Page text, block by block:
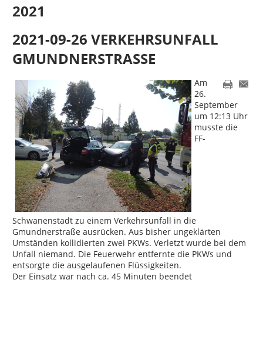
2021
2021-09-26 VERKEHRSUNFALL
GMUNDNERSTRASSE
Am
26.
September
um 12:13 Uhr
musste die
FF-
Schwanenstadt zu einem Verkehrsunfall in die
Gmundnerstraße ausrücken. Aus bisher ungeklärten
Umständen kollidierten zwei PKWs. Verletzt wurde bei dem
Unfall niemand. Die Feuerwehr entfernte die PKWs und
entsorgte die ausgelaufenen Flüssigkeiten.
Der Einsatz war nach ca. 45 Minuten beendet